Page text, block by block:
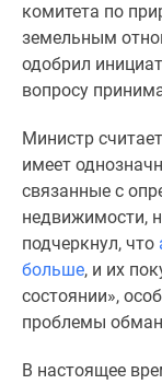
новостроек
Видеообзор
новостроек
Экспертиза
новостроек
Подмосковья
Студии
комнатные
комнатные
комитета по
земельным
одобрил
вопросу
Министр
имеет
связанные с
недвижимости,
подчеркнул, что
больше, и их
состоянии»,
проблемы
В настоящее